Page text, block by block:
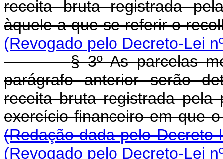
receita bruta registrada
àquele a que se referir o
(Revogado pelo Decreto-Lei
§ 3º As parcelas
parágrafo anterior serão
receita bruta registrada
exercício financeiro
(Redação dada pelo
(Revogado pelo Decreto-Lei